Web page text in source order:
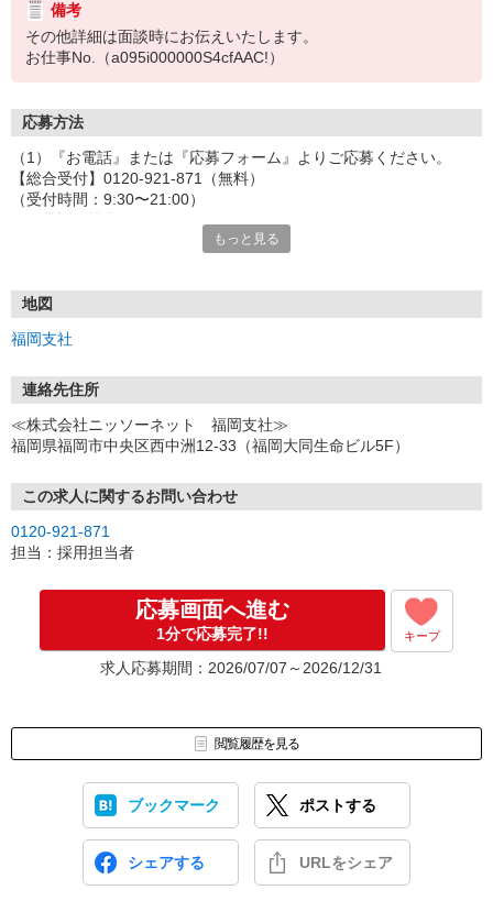
備考
その他詳細は面談時にお伝えいたします。
お仕事No.（a095i000000S4cfAAC!）
応募方法
（1）『お電話』または『応募フォーム』よりご応募ください。
【総合受付】0120-921-871（無料）
（受付時間：9:30〜21:00）
「e-aidemを見て」とお伝えいただけるとスムーズです。
◎応募フォームからのご応募は24時間受付中です！
（2）面談・登録の実施
ご都合のよいお日にちをお聞かせください。
↓
（3）選考・お仕事のご案内
↓
※紹介予定派遣・職業紹介などで、正職員登用前提でのお仕事も可
能です。
もっと見る
地図
福岡支社
連絡先住所
≪株式会社ニッソーネット 福岡支社≫
福岡県福岡市中央区西中洲12-33（福岡大同生命ビル5F）
この求人に関するお問い合わせ
0120-921-871
担当：採用担当者
応募画面へ進む
1分で応募完了!! キープ
求人応募期間：2026/07/07～2026/12/31
閲覧履歴を見る
ブックマーク ポストする
シェアする URLをシェア